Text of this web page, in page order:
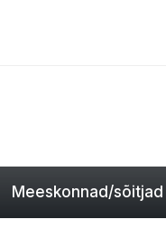
Meeskonnad/sõitjad